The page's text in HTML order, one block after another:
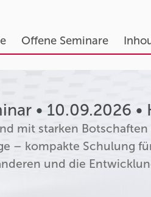
Offene Seminare
• 10.09.2026 •
mit starken
– kompakte Schulung
und die